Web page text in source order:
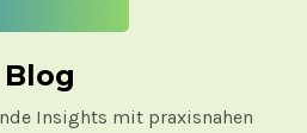
Blog
Insights mit praxisnahen